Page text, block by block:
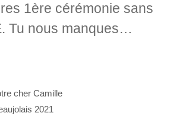
1ère cérémonie sans
Tu nous manques…
cher Camille
2021